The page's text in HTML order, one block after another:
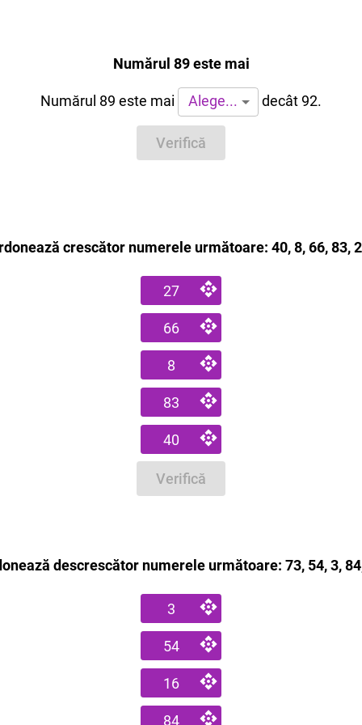
Numărul 89 este mai
Numărul 89 este mai Alege... decât 92.
Verifică
crescător numerele următoare: 40, 8, 66, 83,
27
66
8
83
40
Verifică
descrescător numerele următoare: 73, 54, 3,
3
54
16
84